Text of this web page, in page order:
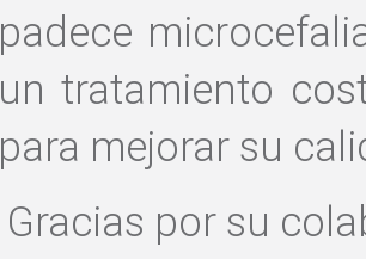
padece
un tratamiento
para mejorar su
Gracias por su